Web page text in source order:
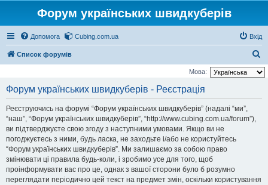
Форум українських швидкуберів
Допомога Cubing.com.ua Вхід
Список форумів
о
Мова:
Форум українських швидкуберів - Реєстрація
Реєструючись на форумі “Форум українських швидкуберів” (надалі “ми”,
“наш”, “Форум українських швидкуберів”, “http://www.cubing.com.ua/forum”),
ви підтверджуєте свою згоду з наступними умовами. Якщо ви не
погоджуєтесь з ними, будь ласка, не заходьте і/або не користуйтесь
“Форум українських швидкуберів”. Ми залишаємо за собою право
змінювати ці правила будь-коли, і зробимо усе для того, щоб
проінформувати вас про це, однак з вашої сторони було б розумно
переглядати періодично цей текст на предмет змін, оскільки користування